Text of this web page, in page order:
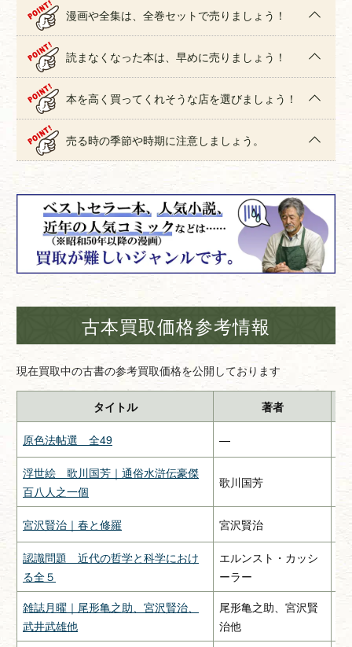
漫画や全集は、全巻セットで売りましょう！
読まなくなった本は、早めに売りましょう！
本を高く買ってくれそうな店を選びましょう！
売る時の季節や時期に注意しましょう。
古本買取価格参考情報
現在買取中の古書の参考買取価格を公開しております
タイトル 著者
原色法帖選 全49 —
浮世絵 歌川国芳｜通俗水滸伝豪傑
百八人之一個
歌川国芳
宮沢賢治｜春と修羅 宮沢賢治
認識問題 近代の哲学と科学におけ
る全５
エルンスト・カッシ
ーラー
雑誌月曜｜尾形亀之助、宮沢賢治、
武井武雄他
尾形亀之助、宮沢賢
治他